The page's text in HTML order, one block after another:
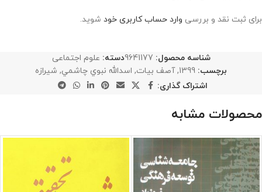
برای ثبت نقد و بررسی وارد حساب کاربری خود شوید.
شناسه محصول: 9641177دسته: علوم اجتماعی
برچسب: 1399
, آصف بيات, اسدالله نبوي چاشمي, شيرازه
اشتراک گذاری:
محصولات مشابه